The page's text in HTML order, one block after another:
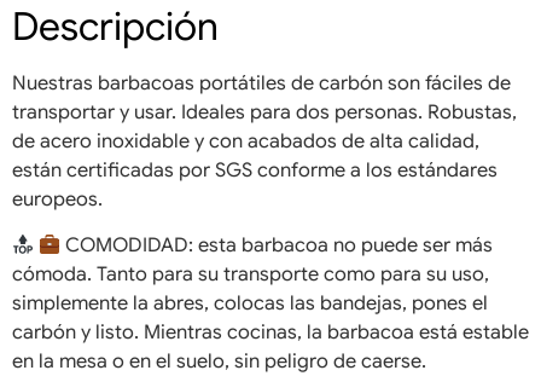
Descripción
Nuestras barbacoas portátiles de carbón son fáciles de
transportar y usar. Ideales para dos personas. Robustas,
de acero inoxidable y con acabados de alta calidad,
están certificadas por SGS conforme a los estándares
europeos.
COMODIDAD: esta barbacoa no puede ser más
cómoda. Tanto para su transporte como para su uso,
simplemente la abres, colocas las bandejas, pones el
carbón y listo. Mientras cocinas, la barbacoa está estable
en la mesa o en el suelo, sin peligro de caerse.